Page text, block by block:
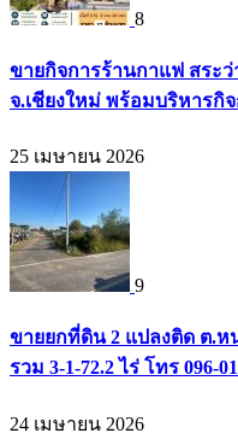
8
ขายกิจการร้านกาแฟ สระ
จ.เชียงใหม่ พร้อมบริหารกิจ
25 เมษายน 2026
9
ขายยกที่ดิน 2 แปลงติด ต.ห
รวม 3-1-72.2 ไร่ โทร 096-
24 เมษายน 2026